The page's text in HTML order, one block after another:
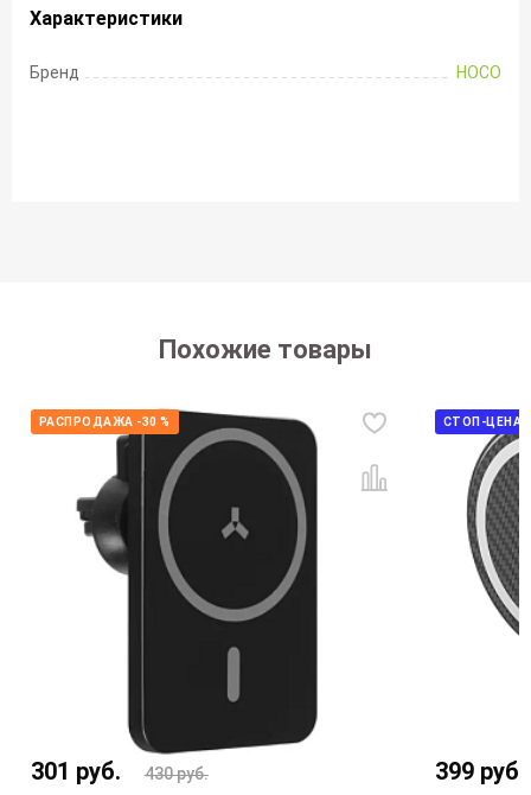
Характеристики
Бренд HOCO
Похожие товары
РАСПРОДАЖА -30 %
301 руб. 430руб.
СТОП-ЦЕНА
399 руб.